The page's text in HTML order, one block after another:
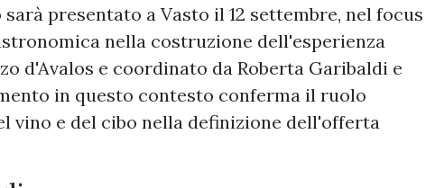
presentato a Vasto il 12 settembre, nel focus
nella costruzione dell'esperienza
d'Avalos e coordinato da Roberta Garibaldi e
in questo contesto conferma il ruolo
vino e del cibo nella definizione dell'offerta